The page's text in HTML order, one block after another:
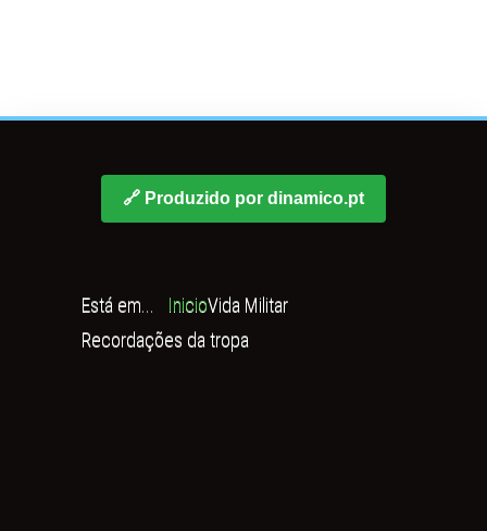
🔗 Produzido por dinamico.pt
Está em... InicioVida Militar
Recordações da tropa